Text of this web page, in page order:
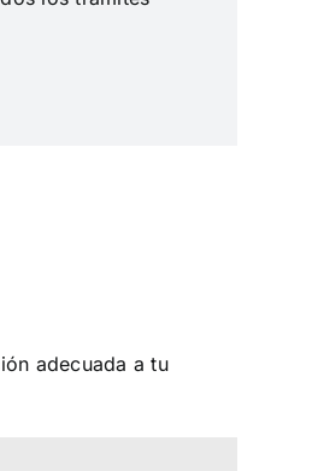
adecuada a tu